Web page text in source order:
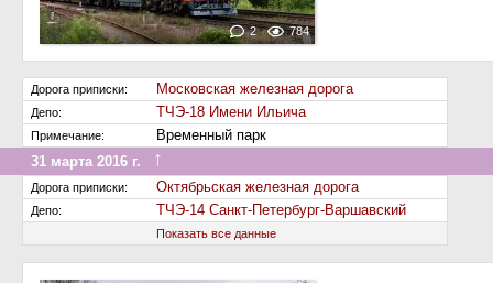
2 784
Дорога приписки: Московская железная дорога
Депо: ТЧЭ-18 Имени Ильича
Примечание:
Временный парк
31 марта 2016 г.
↑
Дорога приписки: Октябрьская железная дорога
Депо: ТЧЭ-14 Санкт-Петербург-Варшавский
Показать все данные